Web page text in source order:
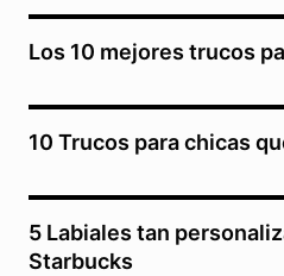
Los 10 mejores trucos
10 Trucos para chicas
5 Labiales tan
Starbucks